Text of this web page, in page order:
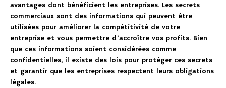
avantages dont bénéficient les entreprises. Les secrets
commerciaux sont des informations qui peuvent être
utilisées pour améliorer la compétitivité de votre
entreprise et vous permettre d’accroître vos profits. Bien
que ces informations soient considérées comme
confidentielles, il existe des lois pour protéger ces secrets
et garantir que les entreprises respectent leurs obligations
légales.